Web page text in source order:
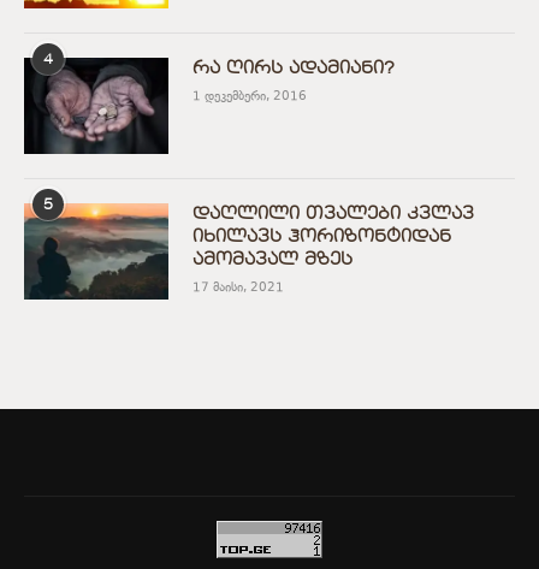
4
რა ღირს ადამიანი?
1 დეკემბერი, 2016
5
დაღლილი თვალები კვლავ
იხილავს ჰორიზონტიდან
ამომავალ მზეს
17 მაისი, 2021